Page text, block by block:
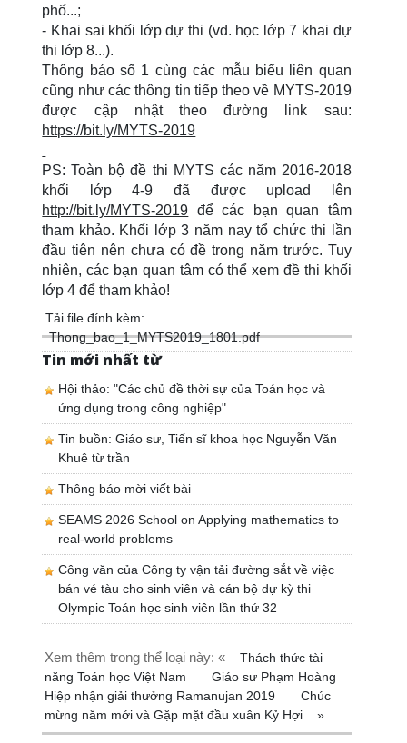
phố...;
- Khai sai khối lớp dự thi (vd. học lớp 7 khai dự
thi lớp 8...).
Thông báo số 1 cùng các mẫu biểu liên quan
cũng như các thông tin tiếp theo về MYTS-2019
được cập nhật theo đường link sau:
https://bit.ly/MYTS-2019
PS: Toàn bộ đề thi MYTS các năm 2016-2018
khối lớp 4-9 đã được upload lên
http://bit.ly/MYTS-2019 để các bạn quan tâm
tham khảo. Khối lớp 3 năm nay tổ chức thi lần
đầu tiên nên chưa có đề trong năm trước. Tuy
nhiên, các bạn quan tâm có thể xem đề thi khối
lớp 4 để tham khảo!
Tải file đính kèm:
Thong_bao_1_MYTS2019_1801.pdf
Tin mới nhất từ
Hội thảo: "Các chủ đề thời sự của Toán học và
ứng dụng trong công nghiệp"
Tin buồn: Giáo sư, Tiến sĩ khoa học Nguyễn Văn
Khuê từ trần
Thông báo mời viết bài
SEAMS 2026 School on Applying mathematics to
real-world problems
Công văn của Công ty vận tải đường sắt về việc
bán vé tàu cho sinh viên và cán bộ dự kỳ thi
Olympic Toán học sinh viên lần thứ 32
Xem thêm trong thể loại này: «
Thách thức tài
năng Toán học Việt Nam
Giáo sư Phạm Hoàng
Hiệp nhận giải thưởng Ramanujan 2019
Chúc
mừng năm mới và Gặp mặt đầu xuân Kỷ Hợi
»